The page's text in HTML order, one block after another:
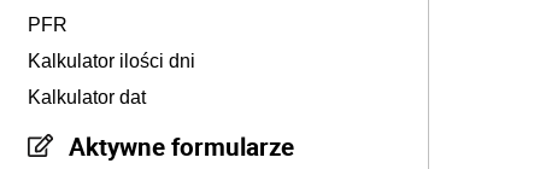
PFR
Kalkulator ilości dni
Kalkulator dat
Aktywne formularze